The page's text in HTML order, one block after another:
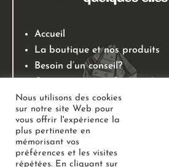
Accueil
La boutique et nos produits
Besoin d’un conseil?
Mentions légales
Conditions générales de ventes
Politiques de retours
Politique de confidentialité
Nous utilisons des cookies
sur notre site Web pour
vous offrir l'expérience la
plus pertinente en
mémorisant vos
préférences et les visites
répétées. En cliquant sur